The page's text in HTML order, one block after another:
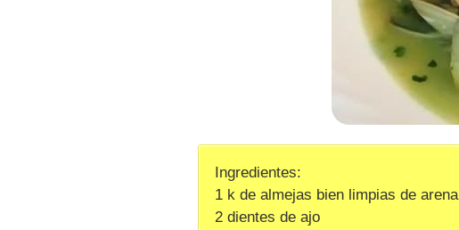
Ingredientes:
1 k de almejas bien limpias de arena
2 dientes de ajo